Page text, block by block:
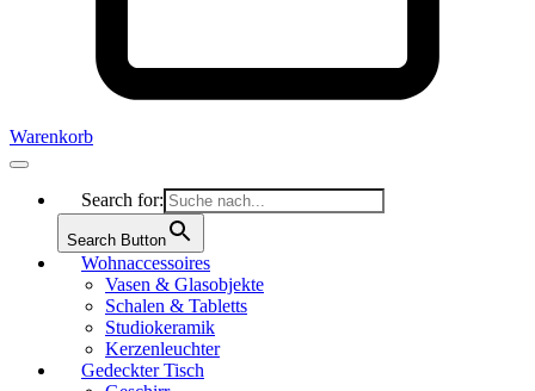
Warenkorb
Search for:
Search Button
Wohnaccessoires
Vasen & Glasobjekte
Schalen & Tabletts
Studiokeramik
Kerzenleuchter
Gedeckter Tisch